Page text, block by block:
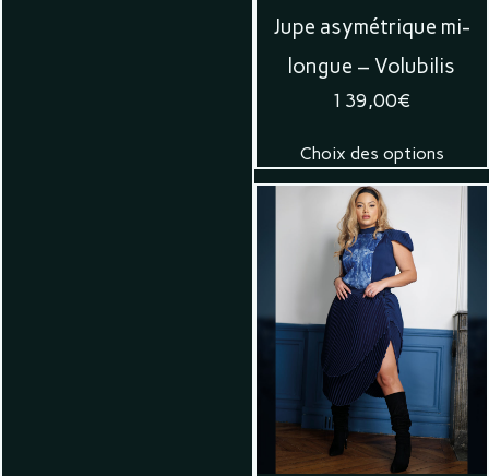
Jupe asymétrique mi-
longue – Volubilis
139,00€
Choix des options